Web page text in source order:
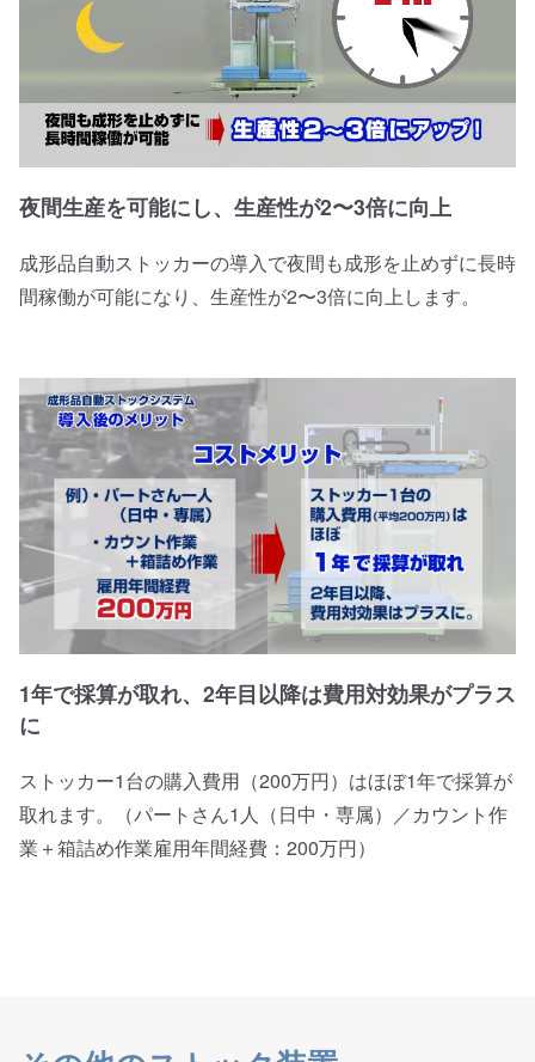
夜間生産を可能にし、生産性が2〜3倍に向上
成形品自動ストッカーの導入で夜間も成形を止めずに長時
間稼働が可能になり、生産性が2〜3倍に向上します。
1年で採算が取れ、2年目以降は費用対効果がプラス
に
ストッカー1台の購入費用（200万円）はほぼ1年で採算が
取れます。（パートさん1人（日中・専属）／カウント作
業＋箱詰め作業雇用年間経費：200万円）